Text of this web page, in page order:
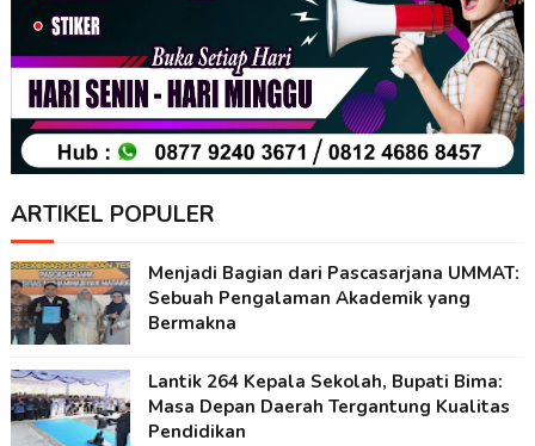
ARTIKEL POPULER
Menjadi Bagian dari Pascasarjana UMMAT:
Sebuah Pengalaman Akademik yang
Bermakna
Lantik 264 Kepala Sekolah, Bupati Bima:
Masa Depan Daerah Tergantung Kualitas
Pendidikan